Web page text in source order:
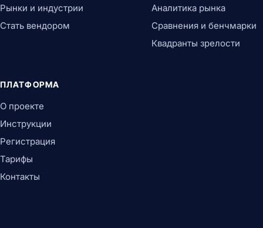
Рынки и индустрии
Стать вендором
Аналитика рынка
Сравнения и бенчмарки
Квадранты зрелости
ПЛАТФОРМА
О проекте
Инструкции
Регистрация
Тарифы
Контакты